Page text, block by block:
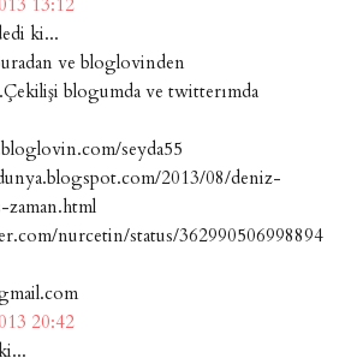
13:12
ki...
ve bloglovinden
blogumda ve twitterımda
seyda55
2013/08/deniz-
zaman.html
nurcetin/status/362990506998894
20:42